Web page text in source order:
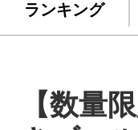
ランキング
【数量